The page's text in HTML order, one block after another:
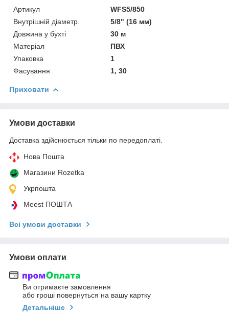
Артикул
WFS5/850
Внутрішній діаметр.
5/8" (16 мм)
Довжина у бухті
30 м
Матеріал
ПВХ
Упаковка
1
Фасування
1, 30
Приховати
Умови доставки
Доставка здійснюється тільки по передоплаті.
Нова Пошта
Магазини Rozetka
Укрпошта
Meest ПОШТА
Всі умови доставки
Умови оплати
Ви отримаєте замовлення
або гроші повернуться на вашу картку
Детальніше